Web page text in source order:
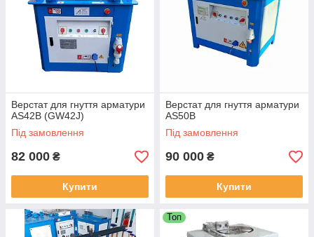
Верстат для гнуття арматури
AS42B (GW42J)
Під замовлення
82 000 ₴
Купити
Верстат для гнуття арматури
AS50B
Під замовлення
90 000 ₴
Купити
Топ